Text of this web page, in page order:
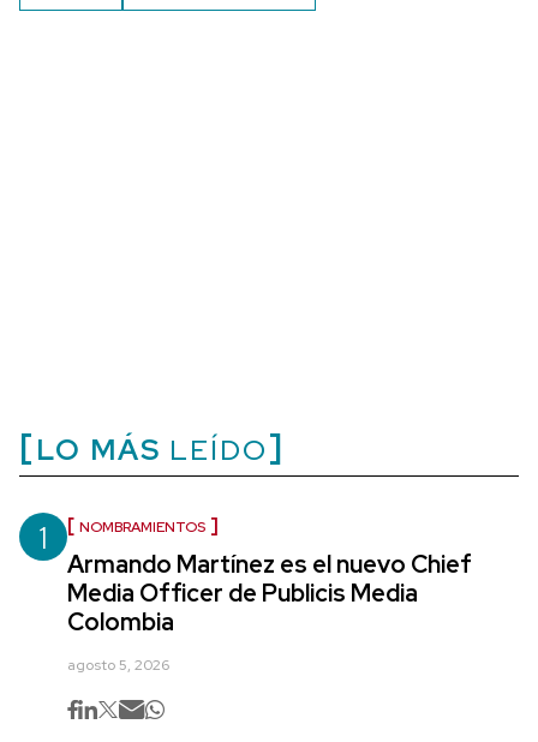
LO MÁS LEÍDO
1 NOMBRAMIENTOS
Armando Martínez es el nuevo Chief
Media Officer de Publicis Media
Colombia
agosto 5, 2026